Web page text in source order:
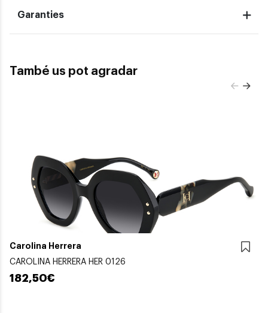
Garanties
També us pot agradar
Carolina Herrera
CAROLINA HERRERA HER 0126
182,50€